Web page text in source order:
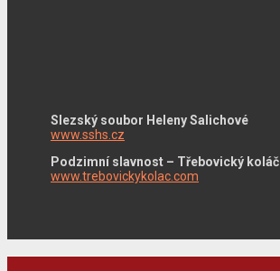
Slezský soubor Heleny Salichové
www.sshs.cz
Podzimní slavnost – Třebovický koláč
www.trebovickykolac.com